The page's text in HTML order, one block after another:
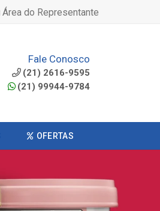
Área do Representante
Fale Conosco
(21) 2616-9595
(21) 99944-9784
OFERTAS